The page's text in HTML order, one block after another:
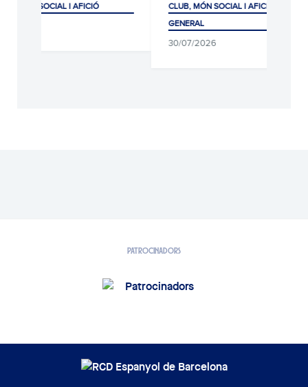
CLUB, MÓN SOCIAL I AFICIÓ
CLUB, MÓN
PATROCINADORS